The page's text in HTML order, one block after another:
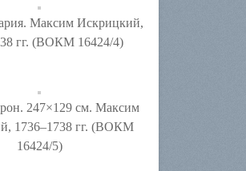
Максим Искрицкий,
гг. (ВОКМ 16424/4)
247×129 см. Максим
1736–1738 гг. (ВОКМ
16424/5)